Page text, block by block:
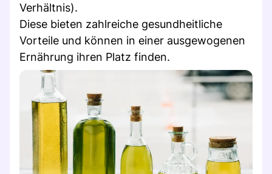
Verhältnis).
Diese bieten zahlreiche gesundheitliche
Vorteile und können in einer ausgewogenen
Ernährung ihren Platz finden.